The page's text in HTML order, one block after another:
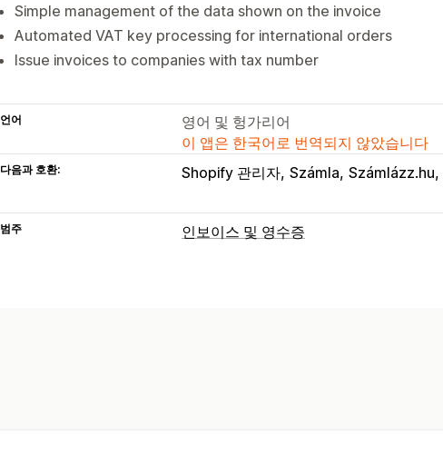
Simple management of the data shown on the invoice
Automated VAT key processing for international orders
Issue invoices to companies with tax number
언어
영어 및 헝가리어
이 앱은 한국어로 번역되지 않았습니다
다음과 호환: Shopify 관리자 Számla Számlázz.hu
범주 인보이스 및 영수증